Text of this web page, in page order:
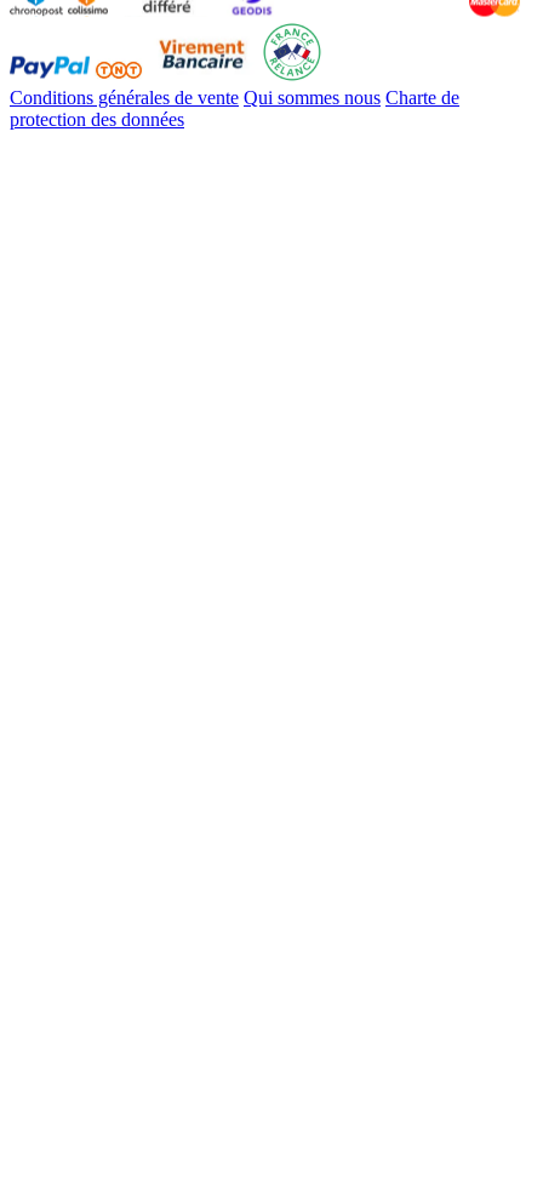
Conditions générales de vente Qui sommes nous Charte de
protection des données